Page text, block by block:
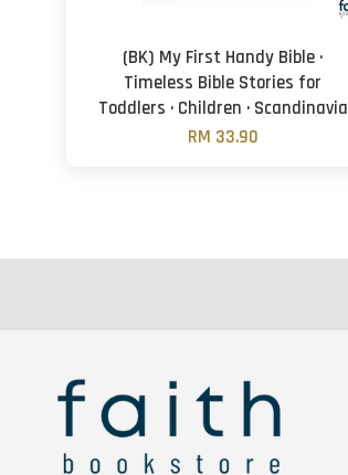
(BK) My First Handy Bible ·
Timeless Bible Stories for
Toddlers · Children · Scandinavia
RM 33.90